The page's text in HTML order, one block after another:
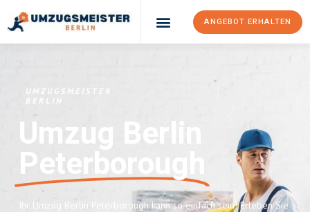
ANGEBOT ERHALTEN
UMZUGSMEISTER
BERLIN
Umzug Berlin
Peterborough
Ihr Umzug Berlin Peterborough kann so einfach sein! Erleben Sie